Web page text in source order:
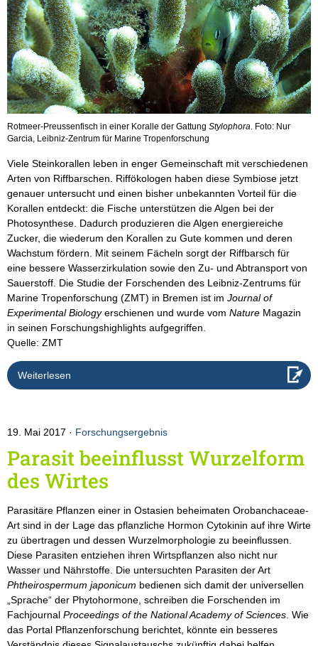
Rotmeer-Preussenfisch in einer Koralle der Gattung Stylophora. Foto: Nur
Garcia, Leibniz-Zentrum für Marine Tropenforschung
Viele Steinkorallen leben in enger Gemeinschaft mit verschiedenen
Arten von Riffbarschen. Riffökologen haben diese Symbiose jetzt
genauer untersucht und einen bisher unbekannten Vorteil für die
Korallen entdeckt: die Fische unterstützen die Algen bei der
Photosynthese. Dadurch produzieren die Algen energiereiche
Zucker, die wiederum den Korallen zu Gute kommen und deren
Wachstum fördern. Mit seinem Fächeln sorgt der Riffbarsch für
eine bessere Wasserzirkulation sowie den Zu- und Abtransport von
Sauerstoff. Die Studie der Forschenden des Leibniz-Zentrums für
Marine Tropenforschung (ZMT) in Bremen ist im Journal of
Experimental Biologyerschienen und wurde vom Nature Magazin
in seinen Forschungshighlights aufgegriffen.
Quelle: ZMT
Weiterlesen
19. Mai 2017 Forschungsergebnis
Parasit beeinflusst Wurzelform
des Wirtes
Parasitäre Pflanzen einer in Ostasien beheimaten Orobanchaceae-
Art sind in der Lage das pflanzliche Hormon Cytokinin auf ihre Wirte
zu übertragen und dessen Wurzelmorphologie zu beeinflussen.
Diese Parasiten entziehen ihren Wirtspflanzen also nicht nur
Wasser und Nährstoffe. Die untersuchten Parasiten der Art
Phtheirospermum japonicum bedienen sich damit der universellen
„Sprache“ der Phytohormone, schreiben die Forschenden im
Fachjournal Proceedings of the National Academy of Sciences . Wie
das Portal Pflanzenforschung berichtet, könnte ein besseres